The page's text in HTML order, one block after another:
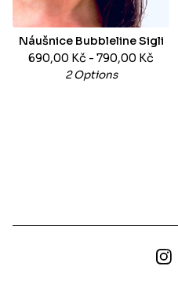
Náušnice Bubbleline Sigli
690,00 Kč - 790,00 Kč
2 Options